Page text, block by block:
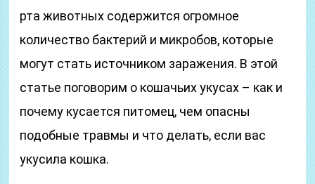
рта животных содержится огромное
количество бактерий и микробов, которые
могут стать источником заражения. В этой
статье поговорим о кошачьих укусах – как и
почему кусается питомец, чем опасны
подобные травмы и что делать, если вас
укусила кошка.